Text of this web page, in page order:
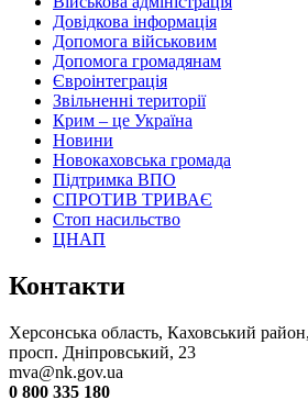
Довідкова інформація
Допомога військовим
Допомога громадянам
Євроінтеграція
Звільненні території
Крим – це Україна
Новини
Новокаховська громада
Підтримка ВПО
СПРОТИВ ТРИВАЄ
Стоп насильство
ЦНАП
Контакти
Херсонська область, Каховський
просп. Дніпровський, 23
mva@nk.gov.ua
0 800 335 180